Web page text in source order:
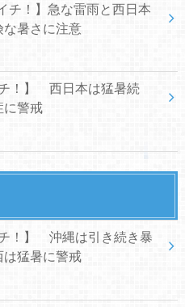
チ！】急な雷雨と西日本
な暑さに注意
チ！】 西日本は猛暑続
警戒
チ！】 沖縄は引き続き暴
は猛暑に警戒